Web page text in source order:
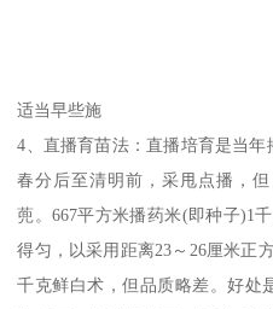
适当早些施
4、直播育苗法：直播培育是当
春分后至清明前，采甩点播，
蔸。667平方米播药米(即种子)1
得匀，以采用距离23～26厘米正
千克鲜白术，但品质略差。好处